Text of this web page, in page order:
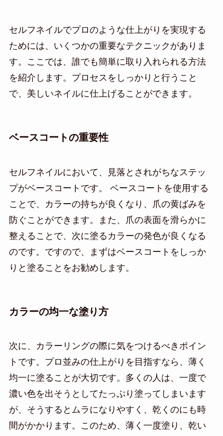
セルフネイルでプロのような仕上がりを実現する
ためには、いくつかの重要なテクニックがありま
す。ここでは、誰でも簡単に取り入れられる方法
を紹介します。プロセスをしっかりと行うこと
で、美しいネイルに仕上げることができます。
ベースコートの重要性
セルフネイルにおいて、見落とされがちなステッ
プがベースコートです。 ベースコートを使用する
ことで、カラーの持ちが良くなり、爪の黄ばみを
防ぐことができます。また、爪の表面を滑らかに
整えることで、次に塗るカラーの発色が良くなる
のです。ですので、まずはベースコートをしっか
りと塗ることをお勧めします。
カラーの均一な塗り方
次に、カラーリングの際に気をつけるべきポイン
トです。プロ並みの仕上がりを目指すなら、薄く
均一に塗ることが大切です。多くの人は、一度で
濃い色を出そうとしてたっぷり塗ってしまいます
が、そうするとムラになりやすく、乾くのにも時
間がかかります。このため、薄く一度塗り、乾い